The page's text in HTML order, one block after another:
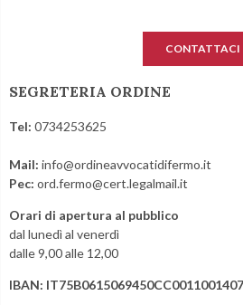
CONTATTACI
SEGRETERIA ORDINE
Tel: 0734253625
Mail: info@ordineavvocatidifermo.it
Pec: ord.fermo@cert.legalmail.it
Orari di apertura al pubblico
dal lunedì al venerdì
dalle 9,00 alle 12,00
IBAN: IT75B0615069450CC0011001407